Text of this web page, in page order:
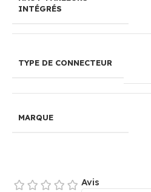
INTÉGRÉS
TYPE DE CONNECTEUR
MARQUE
Avis